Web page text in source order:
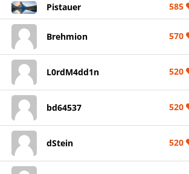
Pistauer 585
Brehmion 570
L0rdM4dd1n 520
bd64537 520
dStein 520